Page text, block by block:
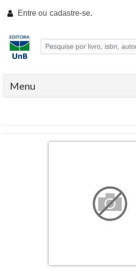
Entre ou cadastre-se.
Menu